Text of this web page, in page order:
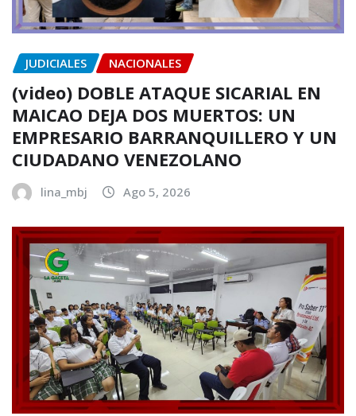
JUDICIALES NACIONALES
(video) DOBLE ATAQUE SICARIAL EN
MAICAO DEJA DOS MUERTOS: UN
EMPRESARIO BARRANQUILLERO Y UN
CIUDADANO VENEZOLANO
lina_mbj Ago 5, 2026